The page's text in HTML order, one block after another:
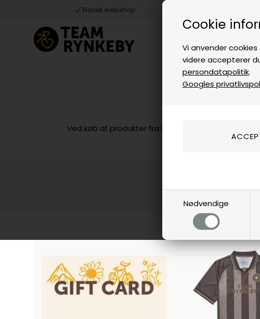
Cookie
Vi anvender
videre accepterer
persondatapolitik.
Googles
Nødvendige
Dansk webshop
Ved køb af produkter fra EVERY SUMMER COLLECTION